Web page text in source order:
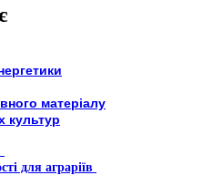
матеріалу
культур
для аграріїв